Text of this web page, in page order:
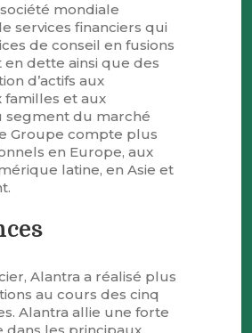
mondiale
services financiers qui
de conseil en fusions
en dette ainsi que des
d’actifs aux
familles et aux
segment du marché
Groupe compte plus
en Europe, aux
latine, en Asie et
Alantra a réalisé plus
au cours des cinq
Alantra allie une forte
dans les principaux